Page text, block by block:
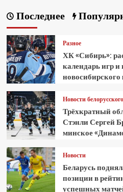
Последнее
Разное
ХК «Сибирь»:
календарь игр и
новосибирского
Новости
Трёхкратный
Стэнли Сергей
минское
Новости
Беларусь
позиции в
успешных